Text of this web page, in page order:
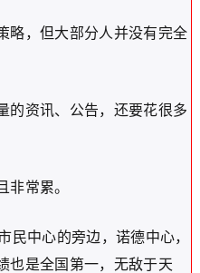
略，但大部分人并没有完全
的资讯、公告，还要花很多
非常累。
民中心的旁边，诺德中心，
也是全国第一，无敌于天